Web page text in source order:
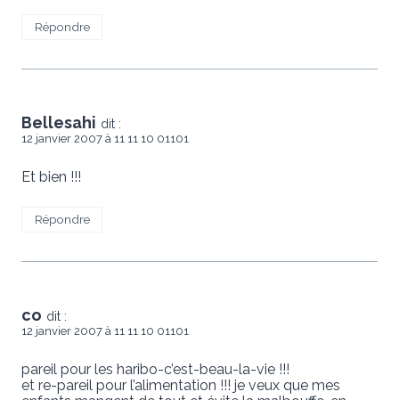
Répondre
Bellesahi dit :
12 janvier 2007 à 11 11 10 01101
Et bien !!!
Répondre
co dit :
12 janvier 2007 à 11 11 10 01101
pareil pour les haribo-c’est-beau-la-vie !!!
et re-pareil pour l’alimentation !!! je veux que mes